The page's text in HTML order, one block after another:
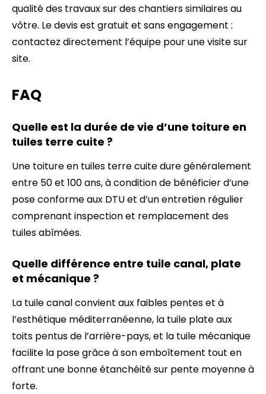
qualité des travaux sur des chantiers similaires au
vôtre. Le devis est gratuit et sans engagement :
contactez directement l’équipe pour une visite sur
site.
FAQ
Quelle est la durée de vie d’une toiture en
tuiles terre cuite ?
Une toiture en tuiles terre cuite dure généralement
entre 50 et 100 ans, à condition de bénéficier d’une
pose conforme aux DTU et d’un entretien régulier
comprenant inspection et remplacement des
tuiles abîmées.
Quelle différence entre tuile canal, plate
et mécanique ?
La tuile canal convient aux faibles pentes et à
l’esthétique méditerranéenne, la tuile plate aux
toits pentus de l’arrière-pays, et la tuile mécanique
facilite la pose grâce à son emboîtement tout en
offrant une bonne étanchéité sur pente moyenne à
forte.